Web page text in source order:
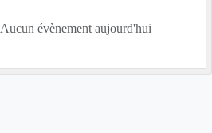
Aucun évènement aujourd'hui